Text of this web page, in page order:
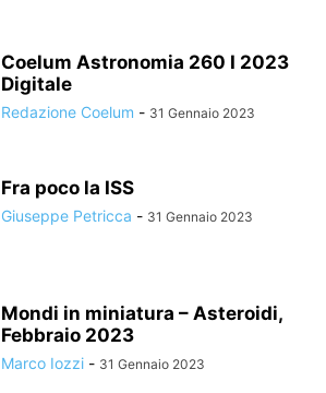
Coelum Astronomia 260 I 2023
Digitale
Redazione Coelum - 31 Gennaio 2023
Fra poco la ISS
Giuseppe Petricca - 31 Gennaio 2023
Mondi in miniatura – Asteroidi,
Febbraio 2023
Marco Iozzi - 31 Gennaio 2023